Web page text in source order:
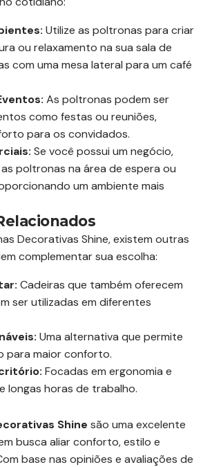
Utilize as poltronas para criar
ou relaxamento na sua sala de
com uma mesa lateral para um café
As poltronas podem ser
como festas ou reuniões,
para os convidados.
Se você possui um negócio,
poltronas na área de espera ou
um ambiente mais
Decorativas Shine, existem outras
complementar sua escolha:
Cadeiras que também oferecem
ser utilizadas em diferentes
Uma alternativa que permite
para maior conforto.
Focadas em ergonomia e
longas horas de trabalho.
Shine são uma excelente
busca aliar conforto, estilo e
base nas opiniões e avaliações de